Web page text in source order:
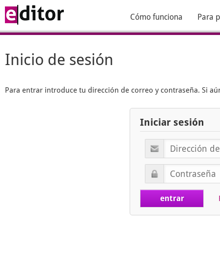
Cómo funciona Para
Inicio de sesión
Para entrar introduce tu dirección de correo y contraseña. Si
Iniciar sesión